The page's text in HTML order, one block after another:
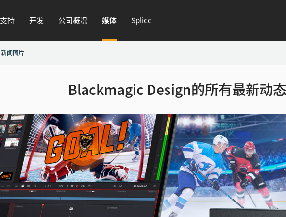
支持 开发 公司概况 媒体 Splice
新闻图片
Blackmagic Design的所有最新动态